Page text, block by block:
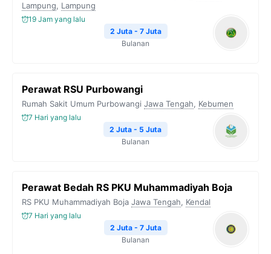
k
m
Lampung, Lampung
19 Jam yang lalu
2 Juta - 7 Juta
Bulanan
Perawat RSU Purbowangi
Rumah Sakit Umum Purbowangi Jawa Tengah, Kebumen
7 Hari yang lalu
2 Juta - 5 Juta
Bulanan
Perawat Bedah RS PKU Muhammadiyah Boja
RS PKU Muhammadiyah Boja Jawa Tengah, Kendal
7 Hari yang lalu
2 Juta - 7 Juta
Bulanan